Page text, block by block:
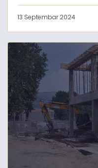
13 Septembar 2024